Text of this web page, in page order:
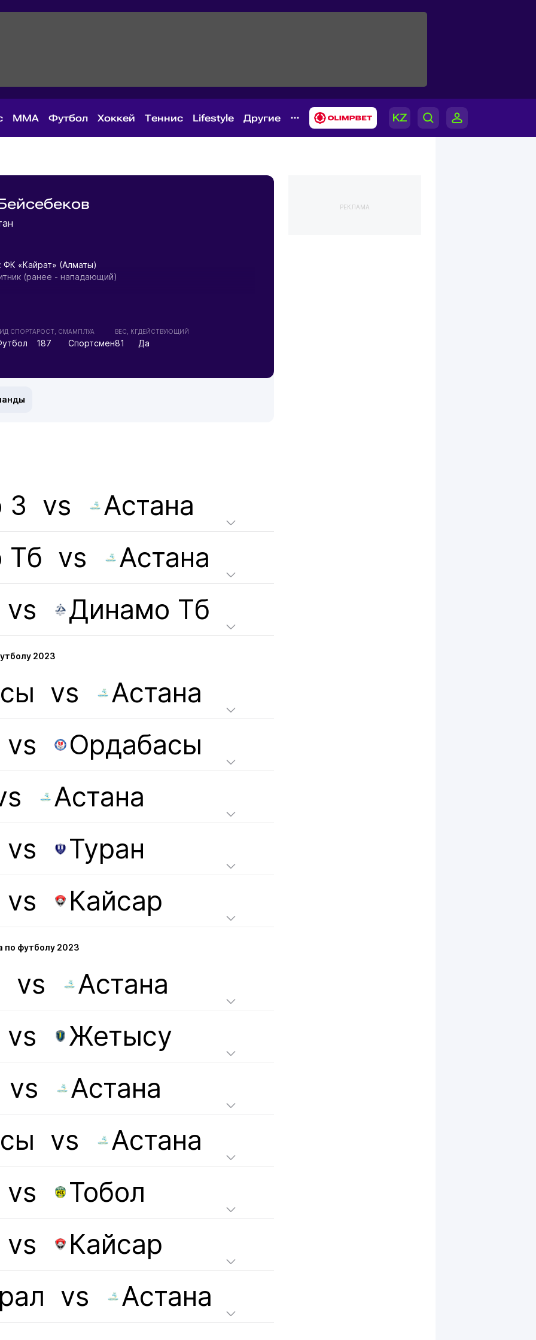
MMA Футбол Хоккей Теннис Lifestyle Другие
ФК «Кайрат» (Алматы)
(ранее - нападающий)
Премьер-Лига 10(16) 5
Каменогорск) Премьер-Лига 12(12) 23 4ж
(Алматы) Турнир дублеров 7(16) ? 2
Кубок НФЛ, группа 6(6) 1
(Усть-Каменогорск) Турнир дублеров 9(12) 2
(U-17) Отборочный турнир ЧЕ 2008/09 2 этап,
19) Отборочный турнир ЧЕ-2010/11 группа-4(4) 3 1ж
19) Товарищеские матчи 2 1
призер Чемпионата Казахстана
призер турнира дублирующих составов
число 22-х лучших футболистов Премьер-Лиги под № 2
СПОРТАРОСТ, СМ
187
АМПЛУА
Спортсмен
ВЕС, КГ
81
ДЕЙСТВУЮЩИЙ
Да
З vs
Астана
Тб vs
Астана
vs Динамо Тб
2023
vs
Астана
vs
Ордабасы
Астана
vs
Туран
vs Кайсар
по футболу 2023
vs
Астана
vs
Жетысу
vs
Астана
vs
Астана
vs
Тобол
vs
Кайсар
vs Астана
РЕКЛАМА